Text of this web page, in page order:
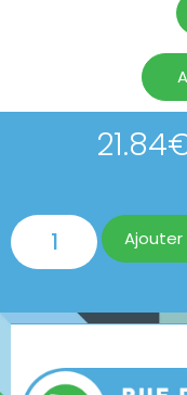
21.84
Ajouter